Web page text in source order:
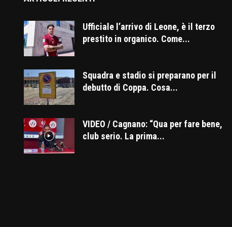
Ufficiale l’arrivo di Leone, è il terzo
prestito in organico. Come...
Squadra e stadio si preparano per il
debutto di Coppa. Cosa...
VIDEO / Cagnano: “Qua per fare bene,
club serio. La prima...